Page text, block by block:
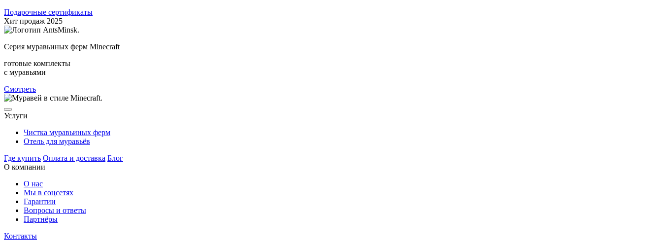
Подарочные сертификаты
Хит продаж 2025
Серия муравьиных ферм Minecraft
готовые комплекты
с муравьями
Смотреть
Услуги
Чистка муравьиных ферм
Отель для муравьёв
Где купить Оплата и доставка Блог
О компании
О нас
Мы в соцсетях
Гарантии
Вопросы и ответы
Партнёры
Контакты